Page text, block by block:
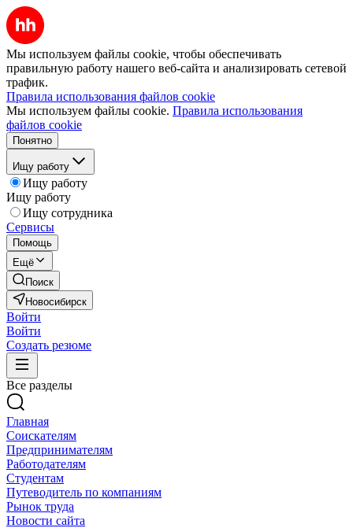
Мы используем файлы cookie, чтобы обеспечивать
правильную работу нашего веб-сайта и анализировать сетевой
трафик.
Правила использования файлов cookie
Мы используем файлы cookie. Правила использования
файлов cookie
Понятно
Ищу работу
Ищу работу
Ищу работу
Ищу сотрудника
Сервисы
Помощь
Ещё
Поиск
Новосибирск
Войти
Войти
Создать резюме
Все разделы
Главная
Соискателям
Предпринимателям
Работодателям
Студентам
Путеводитель по компаниям
Рынок труда
Новости сайта